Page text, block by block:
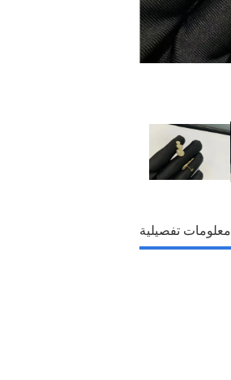
معلومات تفصيلية